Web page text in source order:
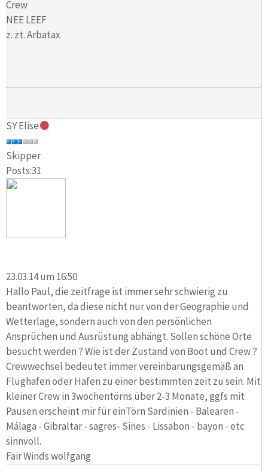
Crew
NEE LEEF
z. zt. Arbatax
SY Elise
Skipper
Posts:31
23.03.14 um 16:50
Hallo Paul, die zeitfrage ist immer sehr schwierig zu
beantworten, da diese nicht nur von der Geographie und
Wetterlage, sondern auch von den persönlichen
Ansprüchen und Ausrüstung abhängt. Sollen schöne Orte
besucht werden ? Wie ist der Zustand von Boot und Crew ?
Crewwechsel bedeutet immer vereinbarungsgemäß an
Flughafen oder Hafen zu einer bestimmten zeit zu sein. Mit
kleiner Crew in 3wochentörns über 2-3 Monate, ggfs mit
Pausen erscheint mir für einTörn Sardinien - Balearen -
Málaga - Gibraltar - sagres- Sines - Lissabon - bayon - etc
sinnvoll.
Fair Winds wolfgang